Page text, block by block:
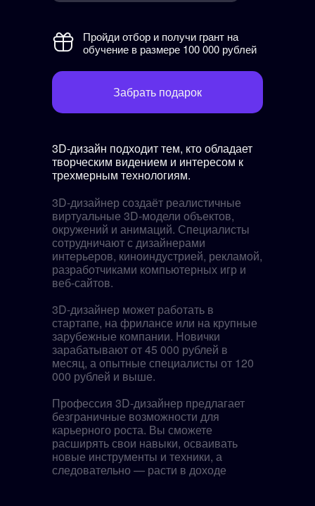
3D-дизайн подходит тем, кто обладает
творческим видением и интересом к
трехмерным технологиям.
3D-дизайнер создаёт реалистичные
виртуальные 3D-модели объектов,
окружений и анимаций. Специалисты
сотрудничают с дизайнерами
интерьеров, киноиндустрией, рекламой,
разработчиками компьютерных игр и
веб-сайтов.
3D-дизайнер может работать в
стартапе, на фрилансе или на крупные
зарубежные компании. Новички
зарабатывают от 45 000 рублей в
месяц, а опытные специалисты от 120
000 рублей и выше.
Профессия 3D-дизайнер предлагает
безграничные возможности для
карьерного роста. Вы сможете
расширять свои навыки, осваивать
новые инструменты и техники, а
следовательно — расти в доходе
Пройди отбор и получи грант на
обучение в размере 100 000 рублей
Забрать подарок